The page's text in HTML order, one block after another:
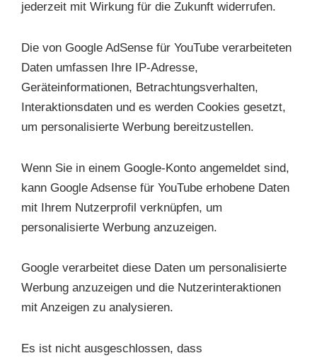
jederzeit mit Wirkung für die Zukunft widerrufen.
Die von Google AdSense für YouTube verarbeiteten
Daten umfassen Ihre IP-Adresse,
Geräteinformationen, Betrachtungsverhalten,
Interaktionsdaten und es werden Cookies gesetzt,
um personalisierte Werbung bereitzustellen.
Wenn Sie in einem Google-Konto angemeldet sind,
kann Google Adsense für YouTube erhobene Daten
mit Ihrem Nutzerprofil verknüpfen, um
personalisierte Werbung anzuzeigen.
Google verarbeitet diese Daten um personalisierte
Werbung anzuzeigen und die Nutzerinteraktionen
mit Anzeigen zu analysieren.
Es ist nicht ausgeschlossen, dass